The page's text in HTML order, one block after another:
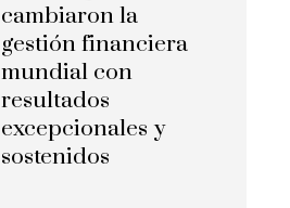
cambiaron la
gestión financiera
mundial con
resultados
excepcionales y
sostenidos